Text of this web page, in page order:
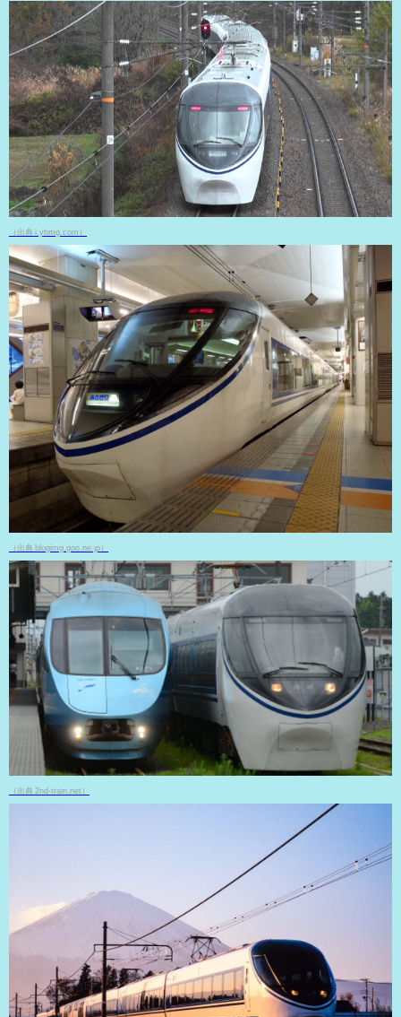
（出典 i.ytimg.com）
（出典 blogimg.goo.ne.jp）
（出典 2nd-train.net）